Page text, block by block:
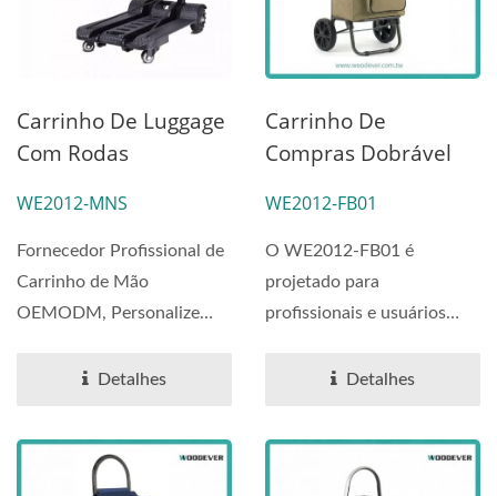
Carrinho De Luggage
Com Rodas
Estágios (Carga De 50
Kg) Fornecedor
Profissional De
Carrinho De Mão
Personalize Carrinho
WE2012-MNS
Fornecedor Profissional de
Carrinho de Mão
OEMODM, Personalize
Detalhes
Carrinho De
Compras Dobrável
De Grau Industrial,
Carrinho
Multifuncional, Caixa
De Armazenamento,
Compras Portátil |
Compras Portátil
WE2012-FB01
O WE2012-FB01 é
projetado para
profissionais e usuários
durabilidade...Detalhes